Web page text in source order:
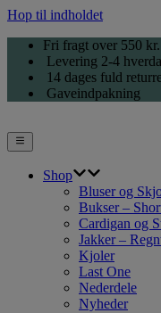
Hop til indholdet
Fri fragt over 550 kr.
Levering 2-4
14 dages fuld
Gaveindpakning
Shop
Bluser og
Bukser –
Cardigan og
Jakker –
Kjoler
Last One
Nederdele
Nyheder